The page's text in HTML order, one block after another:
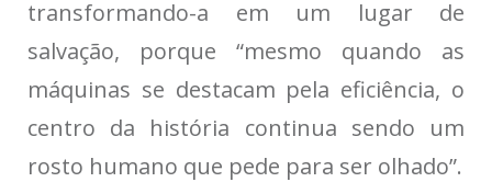
transformando-a em um lugar de
salvação, porque “mesmo quando as
máquinas se destacam pela eficiência, o
centro da história continua sendo um
rosto humano que pede para ser olhado”.